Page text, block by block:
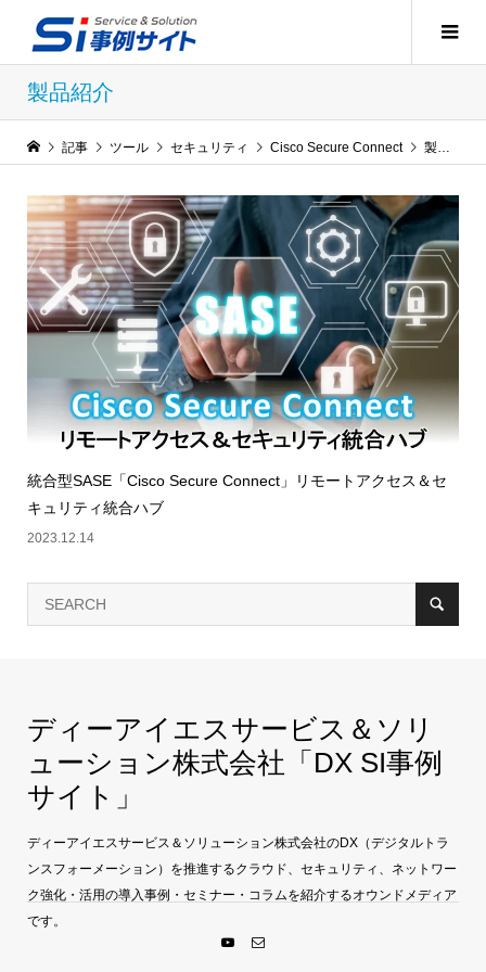
製品紹介
記事 ツール セキュリティ Cisco Secure Connect 製品紹介
統合型SASE「Cisco Secure Connect」リモートアクセス＆セ
キュリティ統合ハブ
2023.12.14
ディーアイエスサービス＆ソリ
ューション株式会社「DX SI事例
サイト」
ディーアイエスサービス＆ソリューション株式会社のDX（デジタルトラ
ンスフォーメーション）を推進するクラウド、セキュリティ、ネットワー
ク強化・活用の導入事例・セミナー・コラムを紹介するオウンドメディア
です。